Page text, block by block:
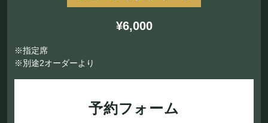
¥6,000
※指定席
※別途2オーダーより
予約フォーム